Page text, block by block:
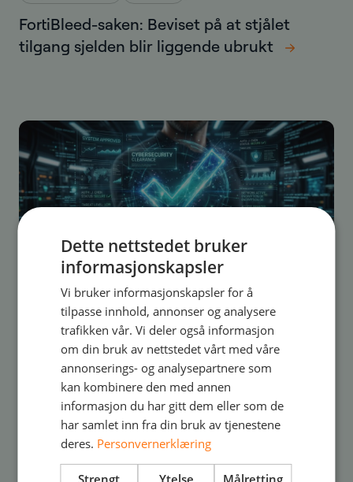
FortiBleed-saken: Beviset på at stjålet
tilgang sjelden blir liggende ubrukt
Cybersikkerhet Artikkel jun 28, 2026
Når angriperne går gjennom leverandøren
Dette nettstedet bruker
informasjonskapsler
Vi bruker informasjonskapsler for å
tilpasse innhold, annonser og analysere
trafikken vår. Vi deler også informasjon
om din bruk av nettstedet vårt med våre
annonserings- og analysepartnere som
kan kombinere den med annen
informasjon du har gitt dem eller som de
har samlet inn fra din bruk av tjenestene
deres. Personvernerklæring
Strengt Ytelse Målretting